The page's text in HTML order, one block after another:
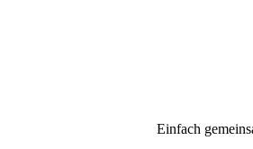
Einfach